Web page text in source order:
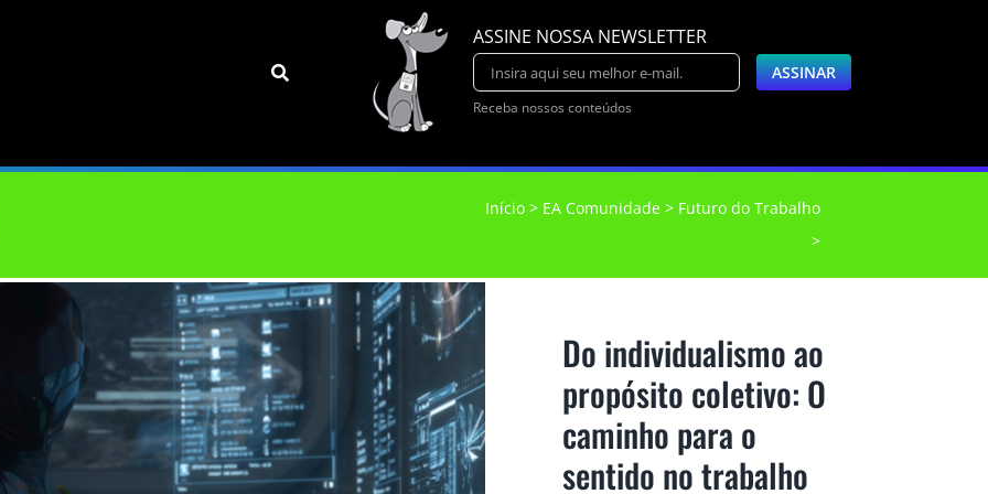
ASSINE NOSSA NEWSLETTER
Receba nossos conteúdos
Início EA Comunidade Futuro do Trabalho
Do individualismo ao
propósito coletivo: O
caminho para o
sentido no trabalho